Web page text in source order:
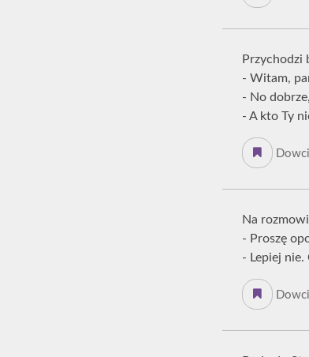
Przychodzi
- Witam,
- No
- A kto Ty
Na
- Proszę
- Lepiej nie.